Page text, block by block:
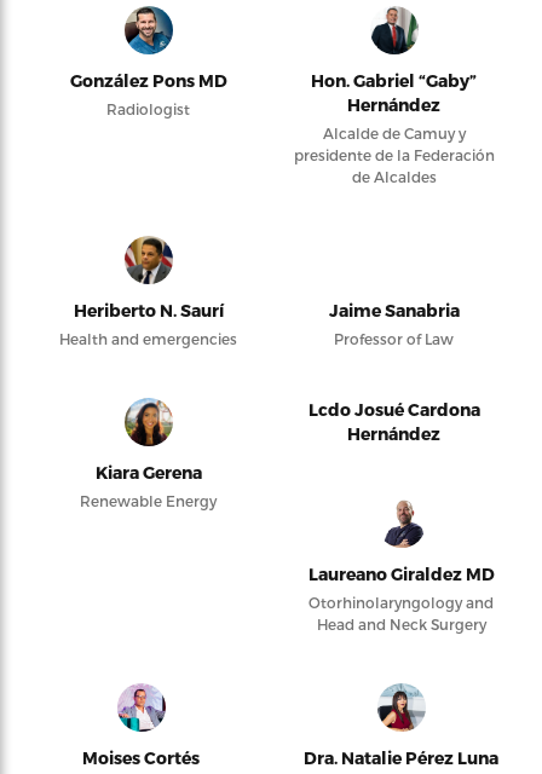
González Pons MD
Radiologist
Hon. Gabriel “Gaby”
Hernández
Alcalde de Camuy y
presidente de la Federación
de Alcaldes
Heriberto N. Saurí
Health and emergencies
Jaime Sanabria
Professor of Law
Kiara Gerena
Renewable Energy
Lcdo Josué Cardona
Hernández
Laureano Giraldez MD
Otorhinolaryngology and
Head and Neck Surgery
Moises Cortés Dra. Natalie Pérez Luna